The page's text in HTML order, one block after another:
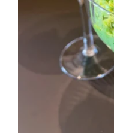
Book en demo